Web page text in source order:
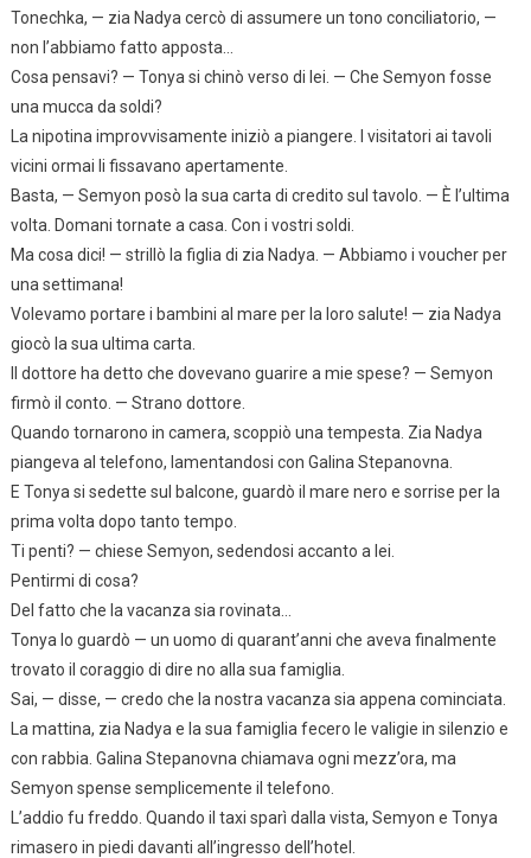
Tonechka, — zia Nadya cercò di assumere un tono conciliatorio, —
non l’abbiamo fatto apposta…
Cosa pensavi? — Tonya si chinò verso di lei. — Che Semyon fosse
una mucca da soldi?
La nipotina improvvisamente iniziò a piangere. I visitatori ai tavoli
vicini ormai li fissavano apertamente.
Basta, — Semyon posò la sua carta di credito sul tavolo. — È l’ultima
volta. Domani tornate a casa. Con i vostri soldi.
Ma cosa dici! — strillò la figlia di zia Nadya. — Abbiamo i voucher per
una settimana!
Volevamo portare i bambini al mare per la loro salute! — zia Nadya
giocò la sua ultima carta.
Il dottore ha detto che dovevano guarire a mie spese? — Semyon
firmò il conto. — Strano dottore.
Quando tornarono in camera, scoppiò una tempesta. Zia Nadya
piangeva al telefono, lamentandosi con Galina Stepanovna.
E Tonya si sedette sul balcone, guardò il mare nero e sorrise per la
prima volta dopo tanto tempo.
Ti penti? — chiese Semyon, sedendosi accanto a lei.
Pentirmi di cosa?
Del fatto che la vacanza sia rovinata…
Tonya lo guardò — un uomo di quarant’anni che aveva finalmente
trovato il coraggio di dire no alla sua famiglia.
Sai, — disse, — credo che la nostra vacanza sia appena cominciata.
La mattina, zia Nadya e la sua famiglia fecero le valigie in silenzio e
con rabbia. Galina Stepanovna chiamava ogni mezz’ora, ma
Semyon spense semplicemente il telefono.
L’addio fu freddo. Quando il taxi sparì dalla vista, Semyon e Tonya
rimasero in piedi davanti all’ingresso dell’hotel.